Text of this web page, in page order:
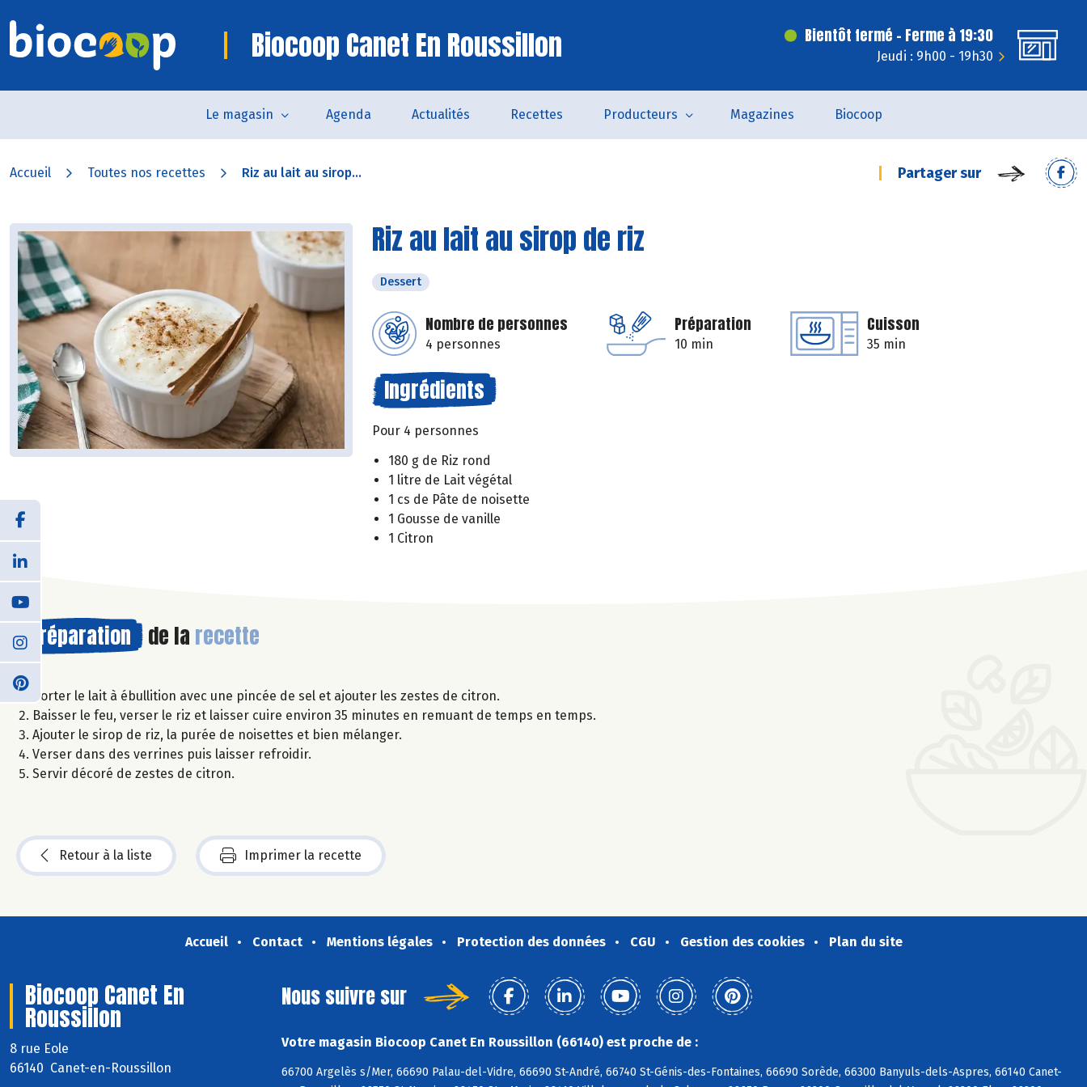
Biocoop Canet En Roussillon Bientôt fermé - Ferme à 19:30
Jeudi : 9h00 - 19h30
Le magasin Agenda Actualités Recettes Producteurs Magazines Biocoop
Accueil Toutes nos recettes Riz au lait au sirop... Partager sur
Riz au lait au sirop de riz
Dessert
Nombre de personnes
4 personnes
Préparation
10 min
Cuisson
35 min
Ingrédients
Pour 4 personnes
180 g de Riz rond
1 litre de Lait végétal
1 cs de Pâte de noisette
1 Gousse de vanille
1 Citron
Préparation de la recette
Porter le lait à ébullition avec une pincée de sel et ajouter les zestes de citron.
Baisser le feu, verser le riz et laisser cuire environ 35 minutes en remuant de temps en temps.
Ajouter le sirop de riz, la purée de noisettes et bien mélanger.
Verser dans des verrines puis laisser refroidir.
Servir décoré de zestes de citron.
Retour à la liste Imprimer la recette
Accueil Contact Mentions légales Protection des données CGU Gestion des cookies Plan du site
Biocoop Canet En
Roussillon
8 rue Eole
66140 Canet-en-Roussillon
Nous suivre sur
Votre magasin Biocoop Canet En Roussillon (66140) est proche de :
66700 Argelès s/Mer, 66690 Palau-del-Vidre, 66690 St-André, 66740 St-Génis-des-Fontaines, 66690 Sorède, 66300 Banyuls-dels-Aspres, 66140 Canet-